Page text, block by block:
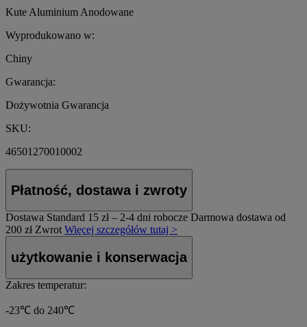
Kute Aluminium Anodowane
Wyprodukowano w:
Chiny
Gwarancja:
Dożywotnia Gwarancja
SKU:
46501270010002
Płatność, dostawa i zwroty
Dostawa Standard 15 zł – 2-4 dni robocze Darmowa dostawa od
200 zł Zwrot Więcej szczegółów tutaj >
użytkowanie i konserwacja
Zakres temperatur:
-23℃ do 240℃